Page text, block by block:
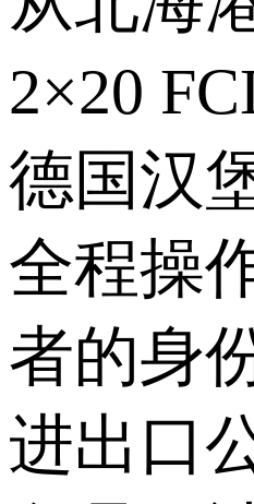
2×20
德国汉
全程操
者的身
进出口